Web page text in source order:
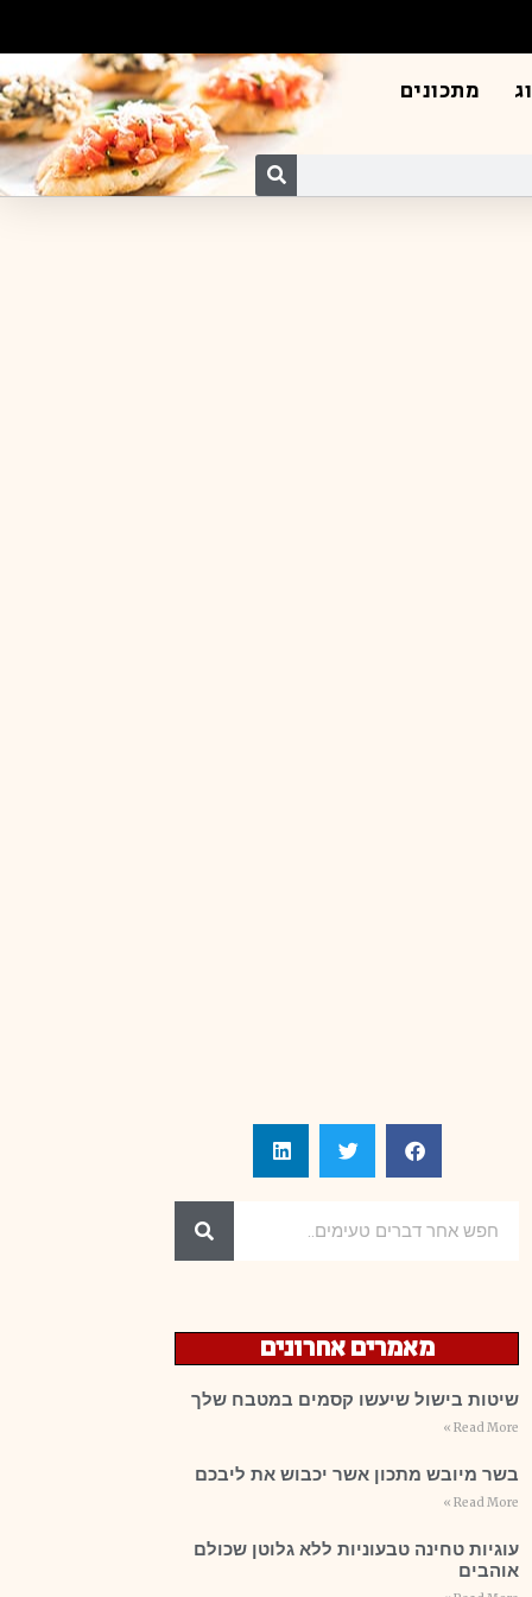
מתכונים
מאמרים אחרונים
שיטות בישול שיעשו קסמים במטבח שלך
Read More »
בשר מיובש מתכון אשר יכבוש את ליבכם
Read More »
עוגיות טחינה טבעוניות ללא גלוטן שכולם
אוהבים